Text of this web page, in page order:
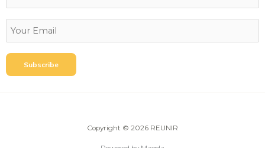
Copyright © 2026 REUNIR